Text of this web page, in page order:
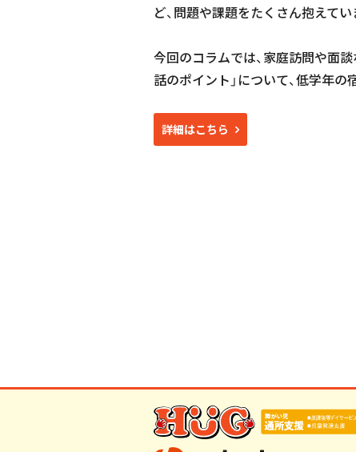
ど、問題や課題をたくさん抱えてい
今回のコラムでは、家庭訪問や面
話のポイント」について、低学年
詳細はこちら